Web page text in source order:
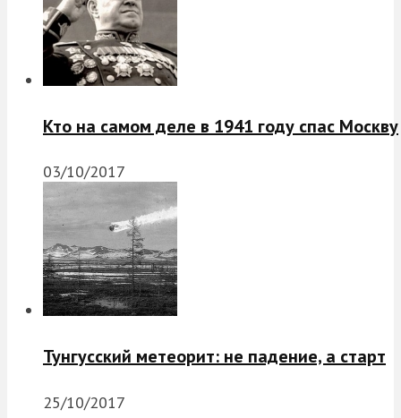
Кто на самом деле в 1941 году спас Москву
03/10/2017
Тунгусский метеорит: не падение, а старт
25/10/2017